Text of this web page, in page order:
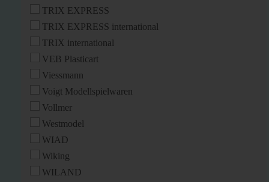
TRIX EXPRESS
TRIX EXPRESS international
TRIX international
VEB Plasticart
Viessmann
Voigt Modellspielwaren
Vollmer
Westmodel
WIAD
Wiking
WILAND